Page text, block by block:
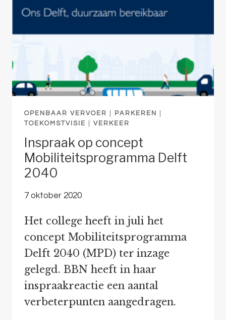
PARKEREN
OPENBAAR VERVOER PARKEREN
TOEKOMSTVISIE
VERKEER
Inspraak op concept
Mobiliteitsprogramma Delft
2040
7 oktober 2020
Het college heeft in juli het
concept Mobiliteitsprogramma
Delft 2040 (MPD) ter inzage
gelegd. BBN heeft in haar
inspraakreactie een aantal
verbeterpunten aangedragen.